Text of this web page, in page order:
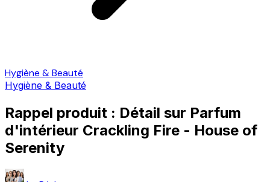
Hygiène & Beauté
Hygiène & Beauté
Rappel produit : Détail sur Parfum
d'intérieur Crackling Fire - House of
Serenity